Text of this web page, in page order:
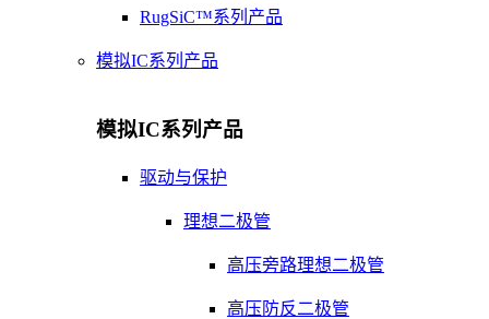
RugSiC™系列产品
模拟IC系列产品
模拟IC系列产品
驱动与保护
理想二极管
高压旁路理想二极管
高压防反二极管